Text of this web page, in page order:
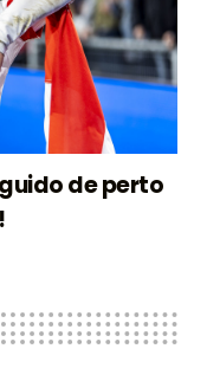
de perto